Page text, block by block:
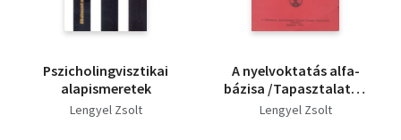
Pszicholingvisztikai
alapismeretek
Lengyel Zsolt
A nyelvoktatás alfa-
bázisa /Tapasztalatok
és tények az óvodai
Lengyel Zsolt